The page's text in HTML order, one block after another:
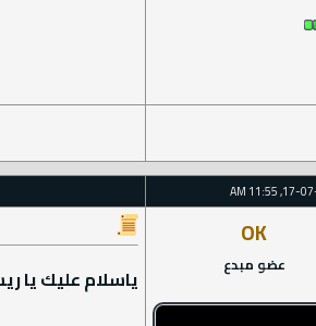
OK
عضو مبدع ياسلام عليك يا